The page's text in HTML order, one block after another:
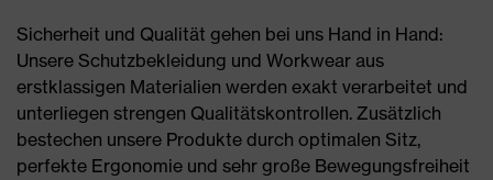
Sicherheit und Qualität gehen bei uns Hand in Hand:
Unsere Schutzbekleidung und Workwear aus
erstklassigen Materialien werden exakt verarbeitet und
unterliegen strengen Qualitätskontrollen. Zusätzlich
bestechen unsere Produkte durch optimalen Sitz,
perfekte Ergonomie und sehr große Bewegungsfreiheit